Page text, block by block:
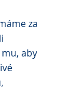
za
aby